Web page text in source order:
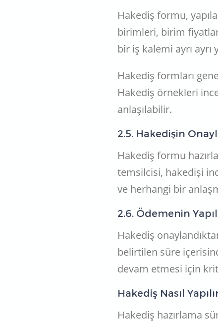
Hakediş formu,
birimleri, birim
bir iş kalemi ayrı ayrı
Hakediş formları
Hakediş örnekleri
anlaşılabilir.
2.5. Hakedişin
Hakediş formu
temsilcisi, hakedişi
ve herhangi bir
2.6. Ödemenin
Hakediş
belirtilen süre
devam etmesi için
Hakediş Nasıl
Hakediş hazırlama